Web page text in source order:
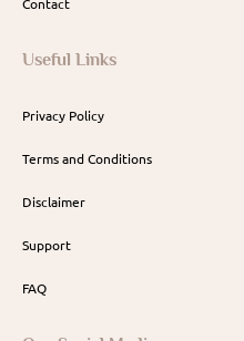
Useful Links
Privacy Policy
Terms and Conditions
Disclaimer
Support
FAQ